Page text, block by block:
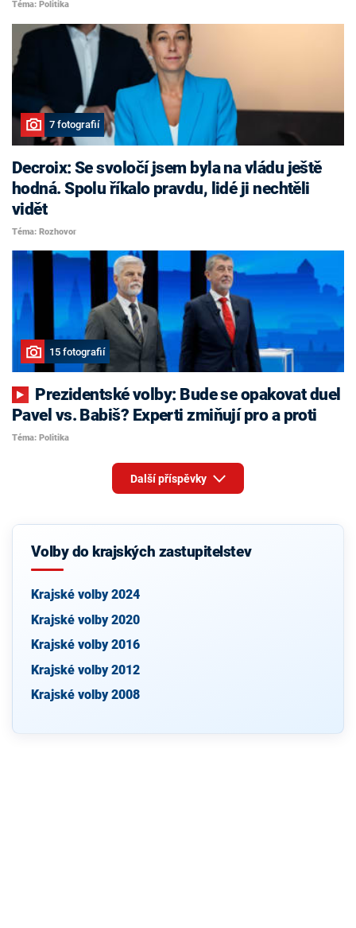
Téma: Politika
7 fotografií
Decroix: Se svoločí jsem byla na vládu ještě
hodná. Spolu říkalo pravdu, lidé ji nechtěli
vidět
Téma: Rozhovor
15 fotografií
Pavel vs. Babiš? Experti zmiňují pro a proti
Téma: Politika
Další příspěvky
Volby do krajských zastupitelstev
Krajské volby 2024
Krajské volby 2020
Krajské volby 2016
Krajské volby 2012
Krajské volby 2008